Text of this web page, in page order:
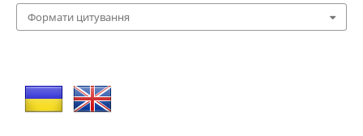
Формати цитування